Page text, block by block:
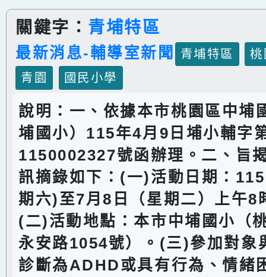
關鍵字： 青埔特區
最新消息-輔導室新聞 青埔特區
青園
國民小學
說明：一、依據本市桃園區中埔
埔國小）115年4月9日埔小輔字
1150002327號函辦理。二、旨
訊摘錄如下：(一)活動日期：
期六)至7月8日（星期二）上午8
(二)活動地點：本市中埔國小（
永安路1054號）。(三)參加對象
診斷為ADHD或具有行為、情緒